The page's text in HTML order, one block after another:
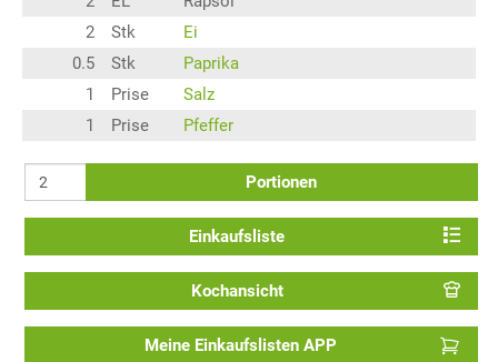
2
Stk
Ei
0.5
Stk
Paprika
1
Prise
Salz
1
Prise Pfeffer
Portionen
Einkaufsliste
Kochansicht
Meine Einkaufslisten APP